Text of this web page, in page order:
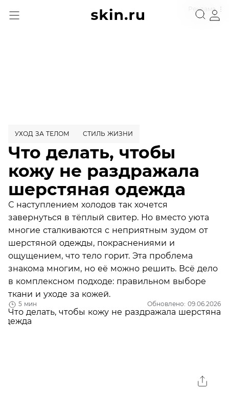
Реклама
5 мин Обновлено: 09.06.2026
УХОД ЗА ТЕЛОМ СТИЛЬ ЖИЗНИ
Что делать, чтобы
кожу не раздражала
шерстяная одежда
С наступлением холодов так хочется
завернуться в тёплый свитер. Но вместо уюта
многие сталкиваются с неприятным зудом от
шерстяной одежды, покраснениями и
ощущением, что тело горит. Эта проблема
знакома многим, но её можно решить. Всё дело
в комплексном подходе: правильном выборе
ткани и уходе за кожей.